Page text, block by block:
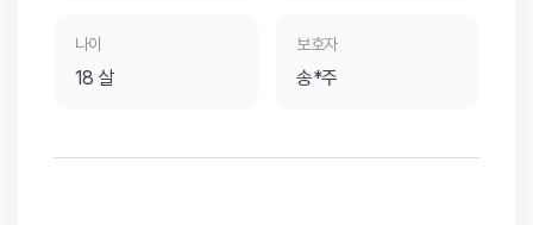
나이
18 살
보호자
송*주